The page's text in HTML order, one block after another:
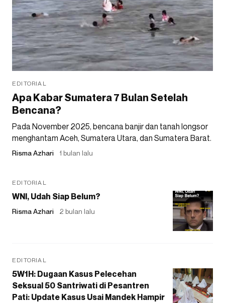
EDITORIAL
Apa Kabar Sumatera 7 Bulan Setelah
Bencana?
Pada November 2025, bencana banjir dan tanah longsor
menghantam Aceh, Sumatera Utara, dan Sumatera Barat.
Risma Azhari 1 bulan lalu
EDITORIAL
WNI, Udah Siap Belum?
Risma Azhari 2 bulan lalu
EDITORIAL
5W1H: Dugaan Kasus Pelecehan
Seksual 50 Santriwati di Pesantren
Pati: Update Kasus Usai Mandek Hampir